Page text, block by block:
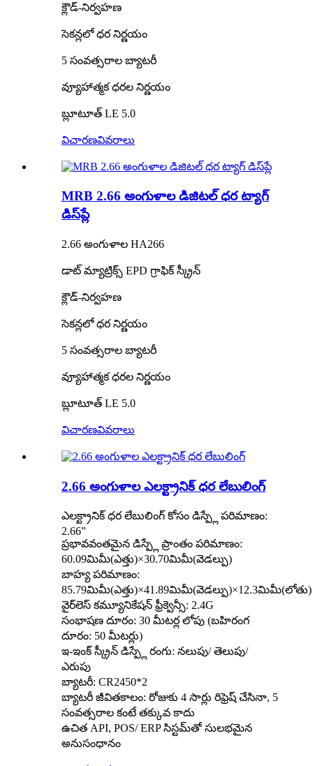
క్లౌడ్-నిర్వహణ
సెకన్లలో ధర నిర్ణయం
5 సంవత్సరాల బ్యాటరీ
వ్యూహాత్మక ధరల నిర్ణయం
బ్లూటూత్ LE 5.0
విచారణవివరాలు
MRB 2.66 అంగుళాల డిజిటల్ ధర ట్యాగ్
డిస్‌ప్లే
2.66 అంగుళాల HA266
డాట్ మ్యాట్రిక్స్ EPD గ్రాఫిక్ స్క్రీన్
క్లౌడ్-నిర్వహణ
సెకన్లలో ధర నిర్ణయం
5 సంవత్సరాల బ్యాటరీ
వ్యూహాత్మక ధరల నిర్ణయం
బ్లూటూత్ LE 5.0
విచారణవివరాలు
2.66 అంగుళాల ఎలక్ట్రానిక్ ధర లేబులింగ్
ఎలక్ట్రానిక్ ధర లేబులింగ్ కోసం డిస్ప్లే పరిమాణం:
2.66”
ప్రభావవంతమైన డిస్ప్లే ప్రాంతం పరిమాణం:
60.09మిమీ(ఎత్తు)×30.70మిమీ(వెడల్పు)
బాహ్య పరిమాణం:
85.79మిమీ(ఎత్తు)×41.89మిమీ(వెడల్పు)×12.3మిమీ(లోతు)
వైర్‌లెస్ కమ్యూనికేషన్ ఫ్రీక్వెన్సీ: 2.4G
సంభాషణ దూరం: 30 మీటర్ల లోపు (బహిరంగ
దూరం: 50 మీటర్లు)
ఇ-ఇంక్ స్క్రీన్ డిస్ప్లే రంగు: నలుపు/ తెలుపు/
ఎరుపు
బ్యాటరీ: CR2450*2
బ్యాటరీ జీవితకాలం: రోజుకు 4 సార్లు రిఫ్రెష్ చేసినా, 5
సంవత్సరాల కంటే తక్కువ కాదు
ఉచిత API, POS/ ERP సిస్టమ్‌తో సులభమైన
అనుసంధానం